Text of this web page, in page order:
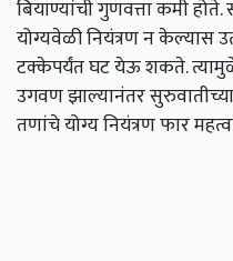
बियाण्यांची गुणवत्ता कमी
योग्यवेळी नियंत्रण न केल्यास
टक्केपर्यंत घट येऊ शकते.
उगवण झाल्यानंतर
तणांचे योग्य नियंत्रण फार